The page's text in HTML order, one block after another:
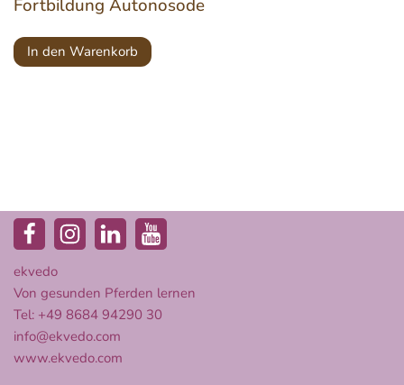
Fortbildung Autonosode
In den Warenkorb
ekvedo
Von gesunden Pferden lernen
Tel: +49 8684 94290 30
info@ekvedo.com
www.ekvedo.com